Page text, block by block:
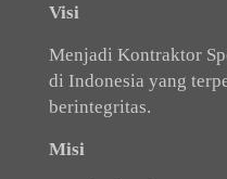
Visi
Menjadi Kontraktor
di Indonesia yang
berintegritas.
Misi